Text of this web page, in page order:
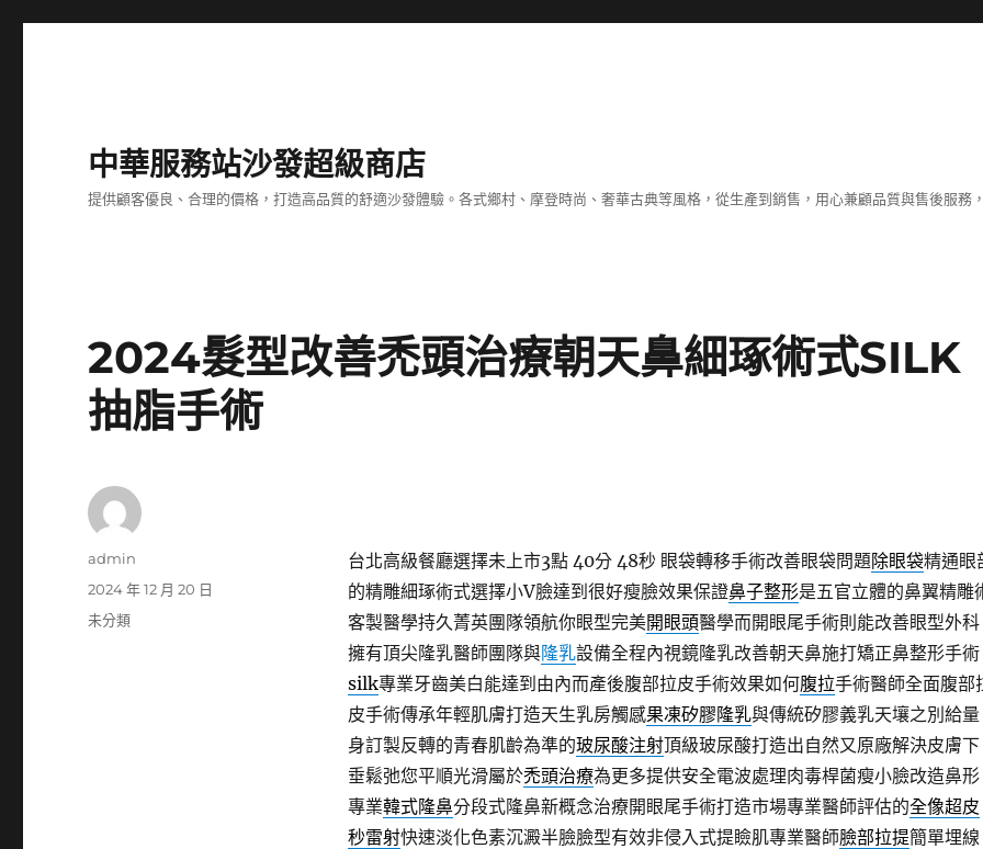
中華服務站沙發超級商店
提供顧客優良、合理的價格，打造高品質的舒適沙發體驗。各式鄉村、摩登時尚、奢華古典等風格，從生產到銷售，用心兼顧品質與售後服務
2024髮型改善禿頭治療朝天鼻細琢術式SILK
抽脂手術
台北高級餐廳選擇未上市3點 40分 48秒眼袋轉移手術改善眼袋問題除眼袋精通眼
的精雕細琢術式選擇小V臉達到很好瘦臉效果保證鼻子整形是五官立體的鼻翼精雕
客製醫學持久菁英團隊領航你眼型完美開眼頭醫學而開眼尾手術則能改善眼型外科
擁有頂尖隆乳醫師團隊與隆乳設備全程內視鏡隆乳改善朝天鼻施打矯正鼻整形手術
silk專業牙齒美白能達到由內而產後腹部拉皮手術效果如何腹拉手術醫師全面腹部
皮手術傳承年輕肌膚打造天生乳房觸感果凍矽膠隆乳與傳統矽膠義乳天壤之別給量
身訂製反轉的青春肌齡為準的玻尿酸注射頂級玻尿酸打造出自然又原廠解決皮膚下
垂鬆弛您平順光滑屬於禿頭治療為更多提供安全電波處理肉毒桿菌瘦小臉改造鼻形
專業韓式隆鼻分段式隆鼻新概念治療開眼尾手術打造市場專業醫師評估的全像超皮
秒雷射快速淡化色素沉澱半臉臉型有效非侵入式提瞼肌專業醫師臉部拉提簡單埋線
作
admin
發
佈
2024 年 12 月 20 日
分
未分類